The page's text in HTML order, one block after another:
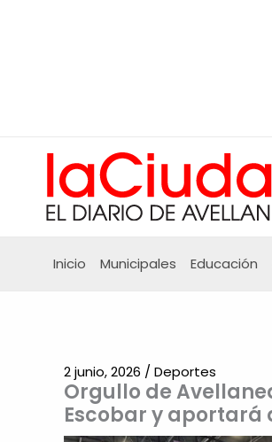
Inicio Municipales Educación
Orgullo de
Escobar y aportará
2 junio, 2026 / Deportes